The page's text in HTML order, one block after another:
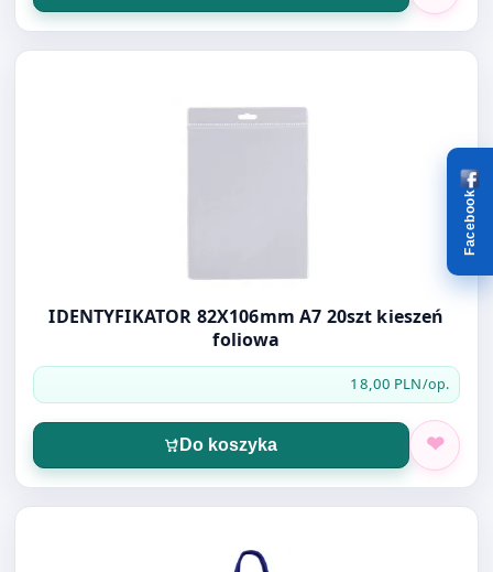
Otwórz produkt: IDENTYFIKATOR 82X106mm A7 20szt
IDENTYFIKATOR 82X106mm A7 20szt kieszeń
foliowa
18,00 PLN/op.
Do koszyka
Otwórz produkt: IDENTYFIKATOR Z TAŚMĄ GRAND gr-50t
Facebook